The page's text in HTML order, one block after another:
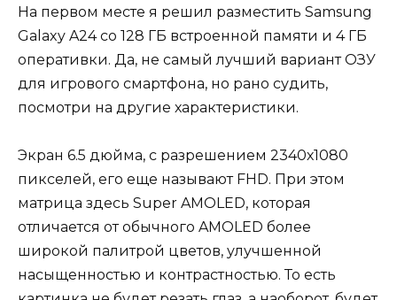
На первом месте я решил разместить Samsung
Galaxy A24 со 128 ГБ встроенной памяти и 4 ГБ
оперативки. Да, не самый лучший вариант ОЗУ
для игрового смартфона, но рано судить,
посмотри на другие характеристики.
Экран 6.5 дюйма, с разрешением 2340х1080
пикселей, его еще называют FHD. При этом
матрица здесь Super AMOLED, которая
отличается от обычного AMOLED более
широкой палитрой цветов, улучшенной
насыщенностью и контрастностью. То есть